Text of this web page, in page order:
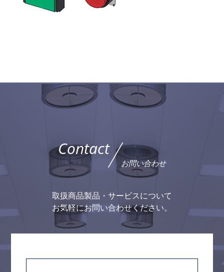
Contact
お問い合わせ
取扱商品製品・サービスについて
お気軽にお問い合わせください。